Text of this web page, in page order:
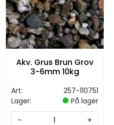
Akv. Grus Brun Grov
3-6mm 10kg
Art:
257-110751
Lager:
På lager
-
+